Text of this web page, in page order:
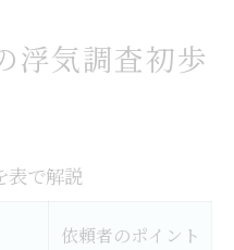
査特徴比較表
頼のポイント
美浜区の傾向
ポイント解説
浮気調査初歩
表で解説
依頼者のポイント